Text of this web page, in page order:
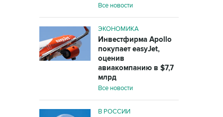
Все новости
ЭКОНОМИКА
Инвестфирма Apollo
покупает easyJet,
оценив
авиакомпанию в $7,7
млрд
Все новости
В РОССИИ